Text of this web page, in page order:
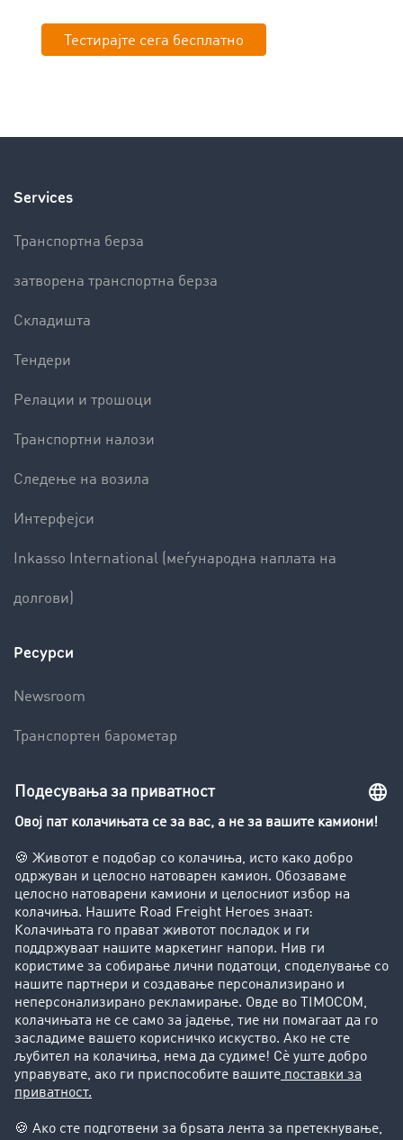
Тестирајте сега бесплатно
Services
Транспортна берза
затворена транспортна берза
Складишта
Тендери
Релации и трошоци
Транспортни налози
Следење на возила
Интерфејси
Inkasso International (меѓународна наплата на
долгови)
Ресурси
Newsroom
Транспортен барометар
Увид во транспортната берза
Забрани за возење на камиони
Фирма
Преку клиенти до нови клиенти
Успешни приказни
Поддршка
Поддршка
Правни прашања